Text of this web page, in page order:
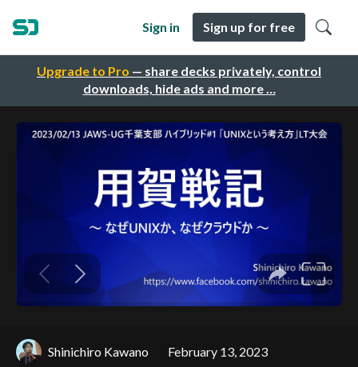
Upgrade to Pro — share decks privately, control
downloads, hide ads and more …
Sign in Sign up for free
Shinichiro Kawano February 13, 2023